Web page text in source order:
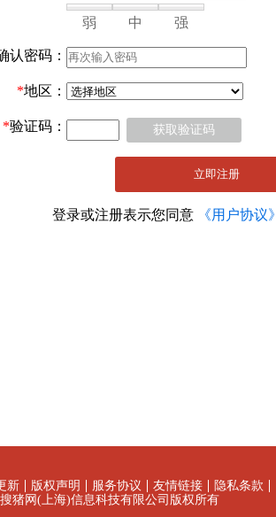
弱 中 强
认密码：
*地区：
*验证码： 获取验证码
立即注册
登录或注册表示您同意 《用户协议》
新 版权声明 服务协议 友情链接
隐私条款
搜猪网(上海)信息科技有限公司版权所有